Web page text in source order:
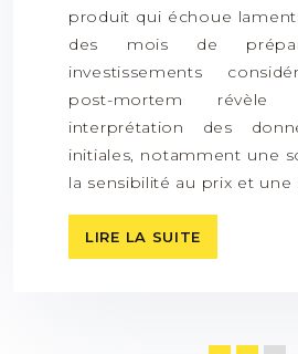
produit qui échoue
des mois de
investissements
post-mortem révèle
interprétation des
initiales, notamment une
la sensibilité au prix et
LIRE LA SUITE